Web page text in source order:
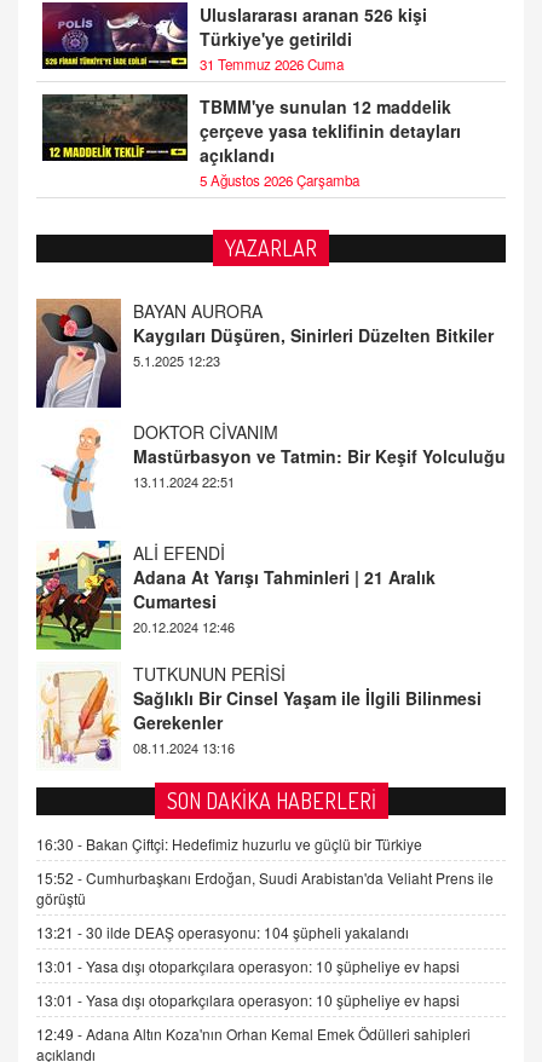
Uluslararası aranan 526 kişi
Türkiye'ye getirildi
31 Temmuz 2026 Cuma
TBMM'ye sunulan 12 maddelik
çerçeve yasa teklifinin detayları
açıklandı
5 Ağustos 2026 Çarşamba
YAZARLAR
DOKTOR CİVANIM
Mastürbasyon ve Tatmin: Bir Keşif Yolculuğu
13.11.2024 22:51
ALİ EFENDİ
Adana At Yarışı Tahminleri | 21 Aralık
Cumartesi
TUTKUNUN PERİSİ
Sağlıklı Bir Cinsel Yaşam ile İlgili Bilinmesi
Gerekenler
08.11.2024 13:16
FARUK ÖNALAN
Tezkere Onaylanmasaydı…
2 Kasım 2021 Salı 00:11
AV. DOĞAN CAN DOĞAN
Kişisel verilerin korunması ve dijital hukukun
gelişimi
15.09.2025 16:17
SEHER EREK
Kış Ayları Geldi, Hangi Önlemler Alınmalı?
9.12.2025 10:11
İNCİ GÜL AKÖL
SON DAKİKA HABERLERİ
16:30 - Bakan Çiftçi: Hedefimiz huzurlu ve güçlü bir Türkiye
15:52 -Cumhurbaşkanı Erdoğan, Suudi Arabistan'da Veliaht Prens ile
görüştü
13:21 -30 ilde DEAŞ operasyonu: 104 şüpheli yakalandı
13:01 -Yasa dışı otoparkçılara operasyon: 10 şüpheliye ev hapsi
13:01 -Yasa dışı otoparkçılara operasyon: 10 şüpheliye ev hapsi
12:49 -Adana Altın Koza'nın Orhan Kemal Emek Ödülleri sahipleri
açıklandı